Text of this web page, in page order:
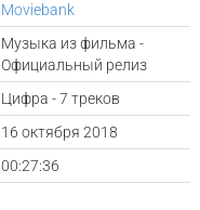
Moviebank
Музыка из фильма -
Официальный релиз
Цифра - 7 треков
16 октября 2018
00:27:36